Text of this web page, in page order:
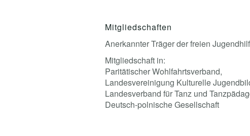
Mitgliedschaften
Anerkannter Träger der freien
Mitgliedschaft in:
Paritätischer Wohlfahrtsverband,
Landesvereinigung Kulturelle
Landesverband für Tanz und
Deutsch-polnische Gesellschaft